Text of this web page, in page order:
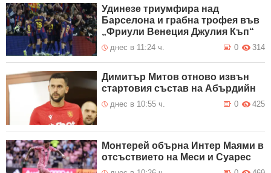
Удинезе триумфира над
Барселона и грабна трофея във
„Фриули Венеция Джулия Къп“
днес в 11:24 ч. 314
0
Димитър Митов отново извън
стартовия състав на Абърдийн
днес в 10:55 ч. 425
0
Монтерей обърна Интер Маями в
отсъствието на Меси и Суарес